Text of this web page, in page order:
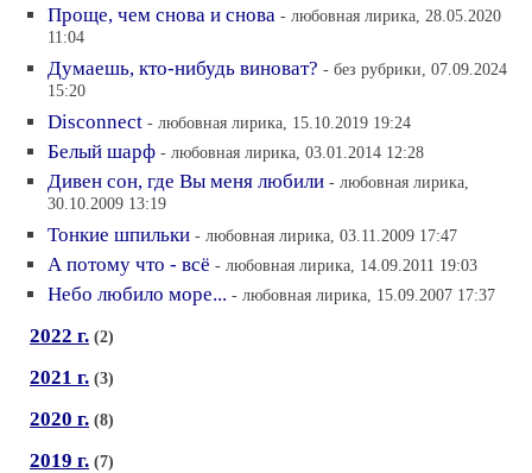
Проще, чем снова и снова - любовная лирика, 28.05.2020
11:04
Думаешь, кто-нибудь виноват? - без рубрики, 07.09.2024
15:20
Disconnect - любовная лирика, 15.10.2019 19:24
Белый шарф - любовная лирика, 03.01.2014 12:28
Дивен сон, где Вы меня любили - любовная лирика,
30.10.2009 13:19
Тонкие шпильки - любовная лирика, 03.11.2009 17:47
А потому что - всё - любовная лирика, 14.09.2011 19:03
Небо любило море... - любовная лирика, 15.09.2007 17:37
2022 г. (2)
2021 г. (3)
2020 г. (8)
2019 г. (7)